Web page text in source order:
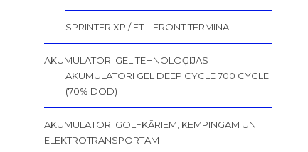
SPRINTER XP / FT – FRONT TERMINAL
AKUMULATORI GEL TEHNOLOĢIJAS
AKUMULATORI GEL DEEP CYCLE 700 CYCLE
(70% DOD)
AKUMULATORI GOLFKĀRIEM, KEMPINGAM UN
ELEKTROTRANSPORTAM